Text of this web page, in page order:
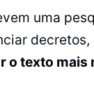
uma
o texto mais